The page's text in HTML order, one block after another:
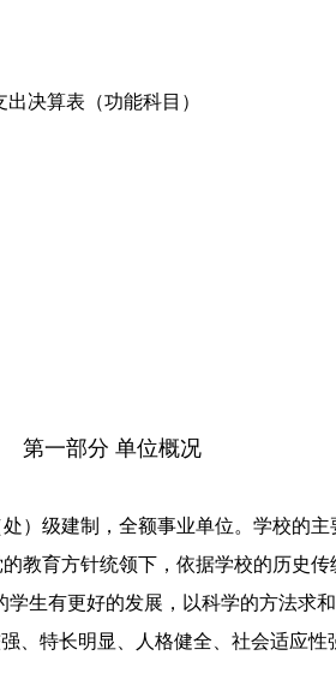
决算表（功能科目）
第一部分 单位概况
级建制，全额事业单位。学校的主
教育方针统领下，依据学校的历史
生有更好的发展，以科学的方法求
、特长明显、人格健全、社会适应性